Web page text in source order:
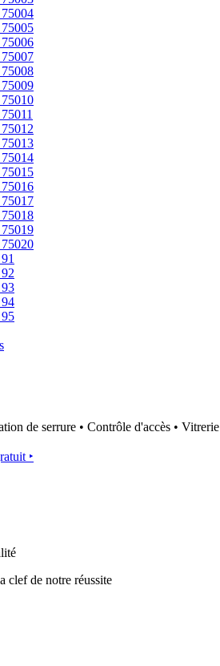
de serrure • Contrôle d'accès • Vitrerie
‣
clef de notre réussite